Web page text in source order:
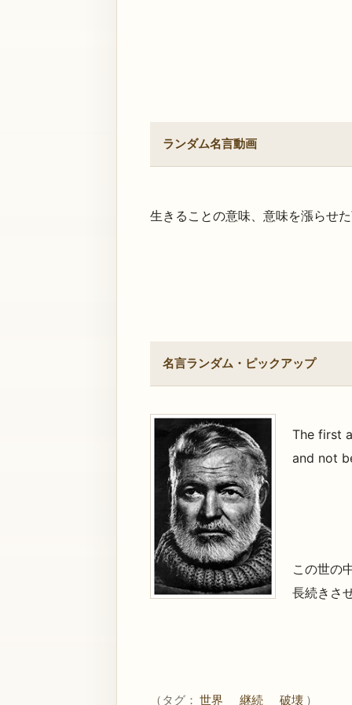
ランダム名言動画
生きることの意味、意味を漲らせ
名言ランダム・ピックアップ
The first
and not
この世の
長続きさ
（タグ： 世界 継続 破壊 ）